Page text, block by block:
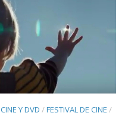
CINE Y DVD /FESTIVAL DE CINE /